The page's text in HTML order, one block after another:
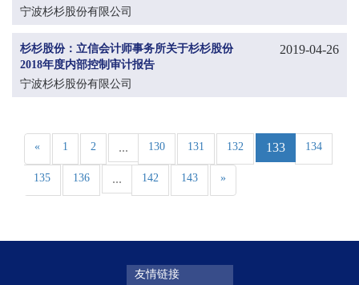
宁波杉杉股份有限公司
杉杉股份：立信会计师事务所关于杉杉股份
2018年度内部控制审计报告
2019-04-26
宁波杉杉股份有限公司
« 1 2 ... 130 131 132 133 134
135 136 ... 142 143 »
友情链接